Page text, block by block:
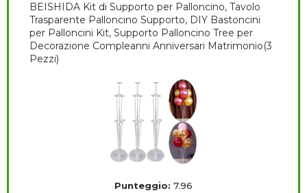
BEISHIDA Kit di Supporto per Palloncino, Tavolo
Trasparente Palloncino Supporto, DIY Bastoncini
per Palloncini Kit, Supporto Palloncino Tree per
Decorazione Compleanni Anniversari Matrimonio(3
Pezzi)
Punteggio: 7.96